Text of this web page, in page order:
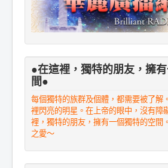
●在這裡，獨特的朋友，擁
間●
每個獨特的族群及個體，都需要被了解
裡閃亮的明星。在上帝的眼中，沒有障
裡，獨特的朋友，擁有一個獨特的空間
之愛～